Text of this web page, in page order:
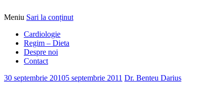
DrBendo.ro
Alimentatia sa iti fie medicatia
Meniu Sari la conținut
Cardiologie
Regim – Dieta
Despre noi
Contact
30 septembrie 20105 septembrie 2011 Dr. Benteu Darius